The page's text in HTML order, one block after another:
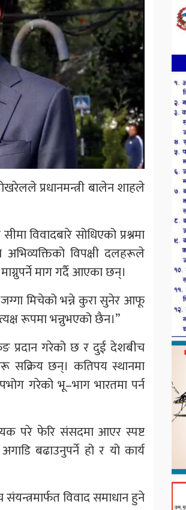
प्रधानमन्त्री बालेन शाहले
विवादबारे सोधिएको प्रश्नमा
विपक्षी दलहरूले
माग गर्दै आएका छन्।
मिचेको भन्ने कुरा सुनेर आफू
रूपमा भन्नुभएको छैन।”
प्रदान गरेको छ र दुई देशबीच
सक्रिय छन्। कतिपय स्थानमा
गरेको भू–भाग भारतमा पर्न
परे फेरि संसदमा आएर स्पष्ट
बढाउनुपर्ने हो र यो कार्य
विवाद समाधान हुने